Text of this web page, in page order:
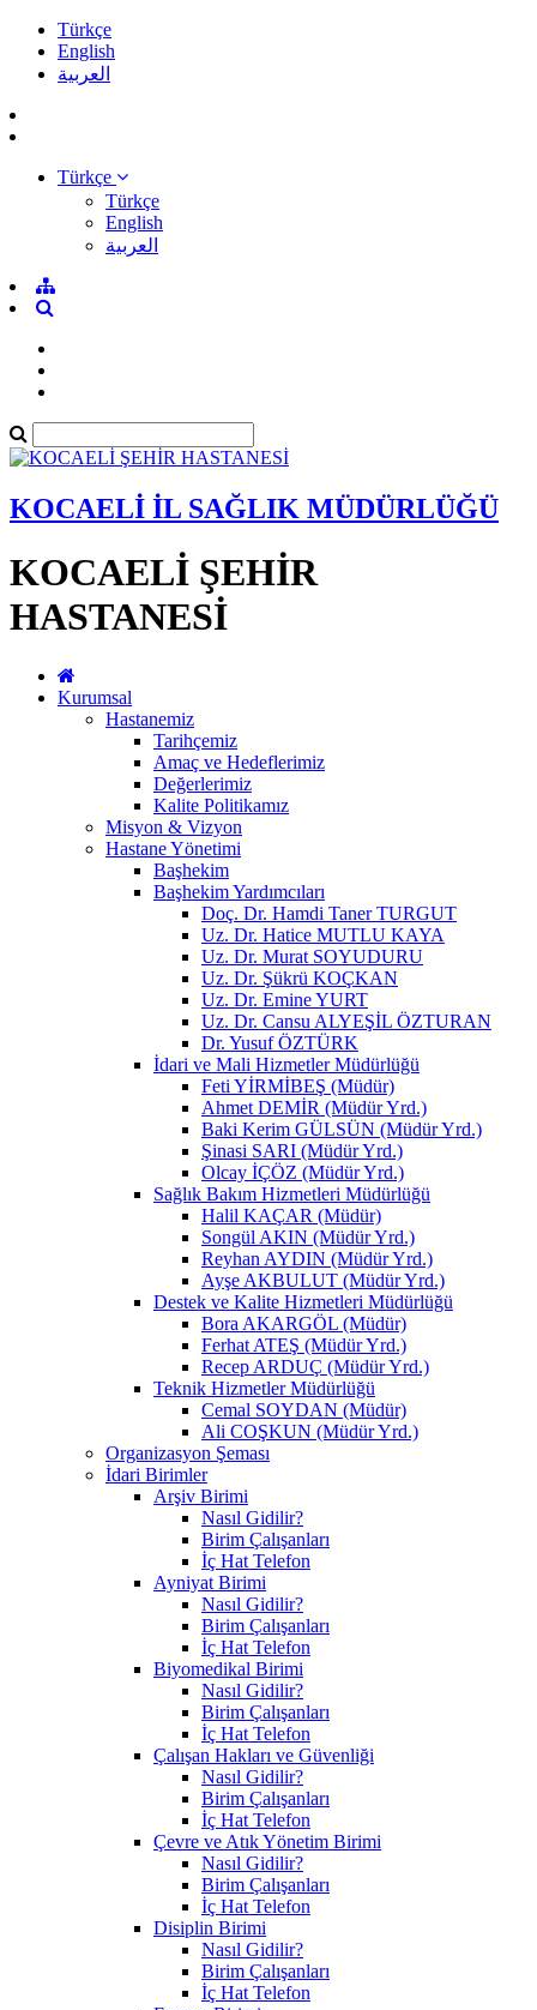
Türkçe
English
العربية
Türkçe
Türkçe
English
العربية
KOCAELİ İL SAĞLIK MÜDÜRLÜĞÜ
KOCAELİ ŞEHİR
HASTANESİ
Kurumsal
Hastanemiz
Tarihçemiz
Amaç ve Hedeflerimiz
Değerlerimiz
Kalite Politikamız
Misyon & Vizyon
Hastane Yönetimi
Başhekim
Başhekim Yardımcıları
Doç. Dr. Hamdi Taner TURGUT
Uz. Dr. Hatice MUTLU KAYA
Uz. Dr. Murat SOYUDURU
Uz. Dr. Şükrü KOÇKAN
Uz. Dr. Emine YURT
Uz. Dr. Cansu ALYEŞİL ÖZTURAN
Dr. Yusuf ÖZTÜRK
İdari ve Mali Hizmetler Müdürlüğü
Feti YİRMİBEŞ (Müdür)
Ahmet DEMİR (Müdür Yrd.)
Baki Kerim GÜLSÜN (Müdür Yrd.)
Şinasi SARI (Müdür Yrd.)
Olcay İÇÖZ (Müdür Yrd.)
Sağlık Bakım Hizmetleri Müdürlüğü
Halil KAÇAR (Müdür)
Songül AKIN (Müdür Yrd.)
Reyhan AYDIN (Müdür Yrd.)
Ayşe AKBULUT (Müdür Yrd.)
Destek ve Kalite Hizmetleri Müdürlüğü
Bora AKARGÖL (Müdür)
Ferhat ATEŞ (Müdür Yrd.)
Recep ARDUÇ (Müdür Yrd.)
Teknik Hizmetler Müdürlüğü
Cemal SOYDAN (Müdür)
Ali COŞKUN (Müdür Yrd.)
Organizasyon Şeması
İdari Birimler
Arşiv Birimi
Nasıl Gidilir?
Birim Çalışanları
İç Hat Telefon
Ayniyat Birimi
Nasıl Gidilir?
Birim Çalışanları
İç Hat Telefon
Biyomedikal Birimi
Nasıl Gidilir?
Birim Çalışanları
İç Hat Telefon
Çalışan Hakları ve Güvenliği
Nasıl Gidilir?
Birim Çalışanları
İç Hat Telefon
Çevre ve Atık Yönetim Birimi
Nasıl Gidilir?
Birim Çalışanları
İç Hat Telefon
Disiplin Birimi
Nasıl Gidilir?
Birim Çalışanları
İç Hat Telefon